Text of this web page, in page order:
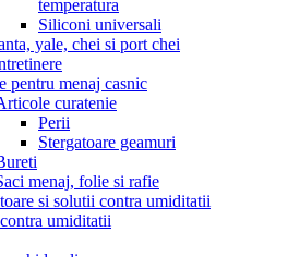
temperatura
Siliconi universali
yale, chei si port chei
pentru menaj casnic
curatenie
Perii
Stergatoare geamuri
menaj, folie si rafie
si solutii contra umiditatii
umiditatii